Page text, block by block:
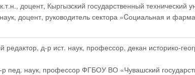
доцент, Кыргызский государственный технический
доцент, руководитель сектора «Cоциальная и
редактор, д-р ист. наук, профессор, декан историко-
р пед. наук, профессор ФГБОУ ВО «Чувашский